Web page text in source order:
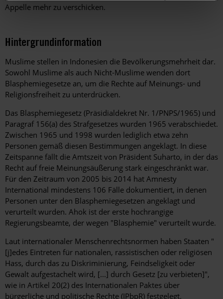
Appelle mehr zu verschicken.
Hintergrundinformation
Hintergrund
Muslime stellen in Indonesien die Bevölkerungsmehrheit dar.
Sowohl Muslime als auch Nicht-Muslime wenden dort
Blasphemiegesetze an, um die Rechte auf Meinungs- und
Religionsfreiheit zu unterdrücken.
Das Blasphemiegesetz (Präsidialdekret Nr. 1/PNPS/1965) und
Paragraf 156(a) des Strafgesetzes wurden 1965 verabschiedet.
Zwischen 1965 und 1998 wurden lediglich etwa zehn
Personen gemäß diesen Bestimmungen angeklagt. In diese
Zeitspanne fällt die Amtszeit von Präsident Suharto, in der das
Recht auf freie Meinungsäußerung stark eingeschränkt war.
Für den Zeitraum von 2005 bis 2014 hat Amnesty
International mindestens 106 Fälle dokumentiert, in denen
Personen unter den Blasphemiegesetzen angeklagt und
verurteilt wurden. Ahok ist der erste hochrangige
Regierungsbeamte, der wegen "Blasphemie" verurteilt wurde.
Laut internationaler Menschenrechtsnormen haben Staaten "
[j]edes Eintreten für nationalen, rassistischen oder religiösen
Hass, durch das zu Diskriminierung, Feindseligkeit oder
Gewalt aufgestachelt wird, [...] durch Gesetz [zu verbieten]",
wie in Artikel 20(2) des Internationalen Paktes über
bürgerliche und politische Rechte (IPbpR) festgelegt.